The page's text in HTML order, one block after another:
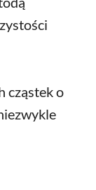
cząstek o